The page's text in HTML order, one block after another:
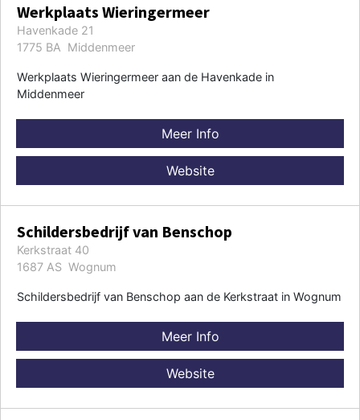
Werkplaats Wieringermeer
Havenkade 21
1775 BA Middenmeer
Werkplaats Wieringermeer aan de Havenkade in
Middenmeer
Meer Info
Website
Schildersbedrijf van Benschop
Kerkstraat 40
1687 AS Wognum
Schildersbedrijf van Benschop aan de Kerkstraat in Wognum
Meer Info
Website